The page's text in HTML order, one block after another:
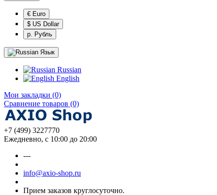
€ Euro
$ US Dollar
р. Рубль
Язык
Russian
English
Мои закладки (0)
Сравнение товаров (0)
+7 (499) 3227770
Ежедневно, с 10:00 до 20:00
---
info@axio-shop.ru
Прием заказов круглосуточно.